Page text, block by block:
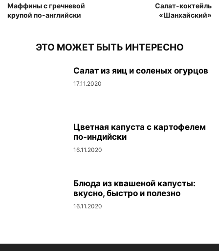
Маффины с гречневой
крупой по-английски
Салат-коктейль
«Шанхайский»
ЭТО МОЖЕТ БЫТЬ ИНТЕРЕСНО
Салат из яиц и соленых огурцов
17.11.2020
Цветная капуста с картофелем
по-индийски
16.11.2020
Блюда из квашеной капусты:
вкусно, быстро и полезно
16.11.2020